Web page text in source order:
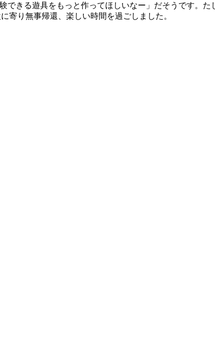
きる遊具をもっと作ってほしいなー」だそうです。た
寄り無事帰還、楽しい時間を過ごしました。